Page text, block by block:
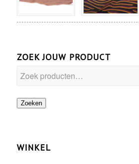
ZOEK JOUW PRODUCT
Zoeken
WINKEL